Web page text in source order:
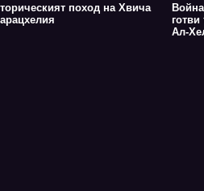
поход на Хвича
Ал-